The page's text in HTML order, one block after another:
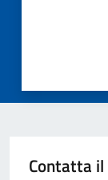
Contatta